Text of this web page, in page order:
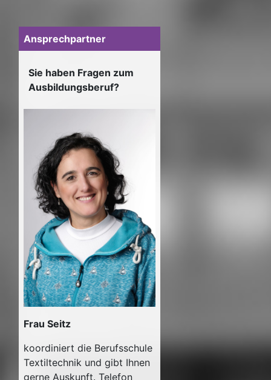
Ansprechpartner
Sie haben Fragen zum
Ausbildungsberuf?
Frau Seitz
koordiniert die Berufsschule
Textiltechnik und gibt Ihnen
gerne Auskunft. Telefon